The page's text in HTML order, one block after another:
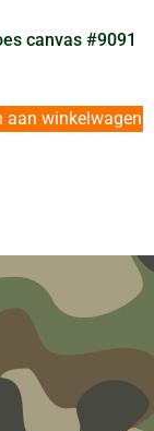
canvas #9091
aan winkelwagen